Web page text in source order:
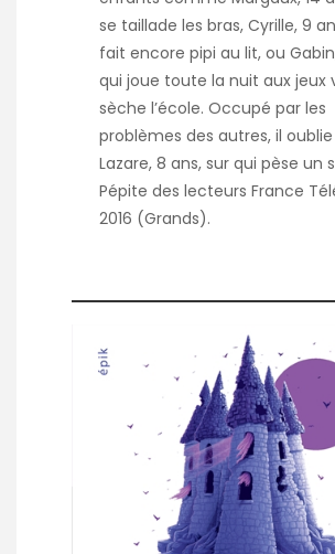
se taillade les bras, Cyrille, 9
fait encore pipi au lit, ou
qui joue toute la nuit aux jeux
sèche l’école. Occupé par les
problèmes des autres, il
Lazare, 8 ans, sur qui pèse un
Pépite des lecteurs France
2016 (Grands).